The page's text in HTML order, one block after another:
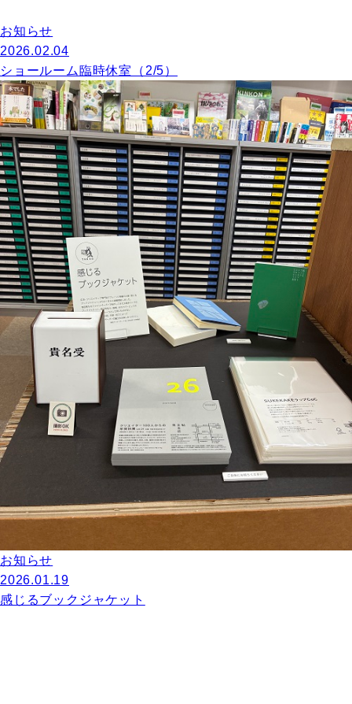
お知らせ
2026.02.04
ショールーム臨時休室（2/5）
お知らせ
2026.01.19
感じるブックジャケット